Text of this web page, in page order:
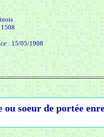
:15/05/1908
ou soeur de portée